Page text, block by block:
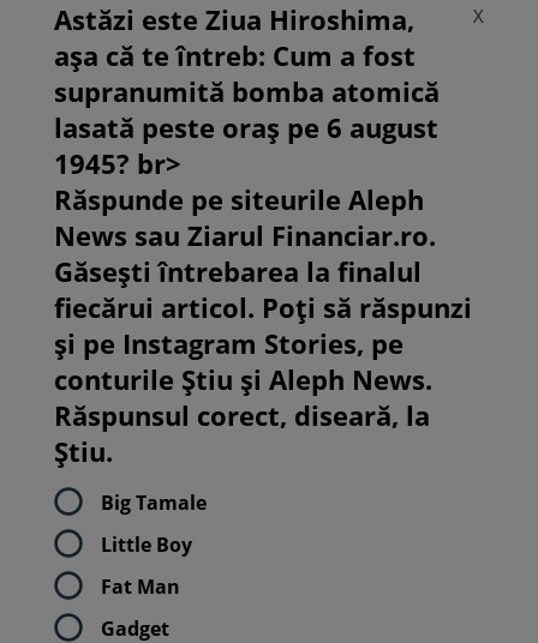
X
Astăzi este Ziua Hiroshima,
așa că te întreb: Cum a fost
supranumită bomba atomică
lasată peste oraș pe 6 august
1945? br>
Răspunde pe siteurile Aleph
News sau Ziarul Financiar.ro.
Găsești întrebarea la finalul
fiecărui articol. Poți să răspunzi
și pe Instagram Stories, pe
conturile Știu și Aleph News.
Răspunsul corect, diseară, la
Știu.
Big Tamale
Little Boy
Fat Man
Gadget